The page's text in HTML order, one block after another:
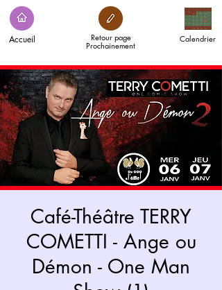
Accueil Calendrier
Retour page
Prochainement
Café-Théâtre TERRY
COMETTI - Ange ou
Démon - One Man